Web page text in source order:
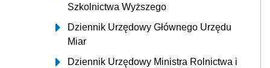
Szkolnictwa Wyższego
Dziennik Urzędowy Głównego Urzędu
Miar
Dziennik Urzędowy Ministra Rolnictwa i